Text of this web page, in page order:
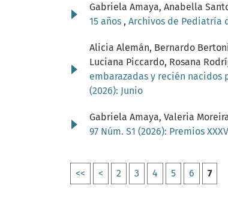
Gabriela Amaya, Anabella
15 años , Archivos de Pediatría
Alicia Alemán, Bernardo
Luciana Piccardo, Rosana
embarazadas y recién
(2026): Junio
Gabriela Amaya, Valeria
97 Núm. S1 (2026): Premios
<< < 2 3 4 5 6 7